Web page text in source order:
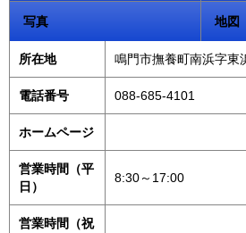
写真 地図
所在地 鳴門市撫養町南浜字東
電話番号 088-685-4101
ホームページ
営業時間（平
日）
8:30～17:00
営業時間（祝